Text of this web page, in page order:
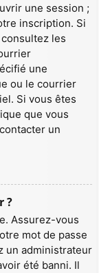
une session ;
inscription. Si
les
une
ou le courrier
Si vous êtes
que vous
un
?
Assurez-vous
mot de passe
un administrateur
été banni. Il